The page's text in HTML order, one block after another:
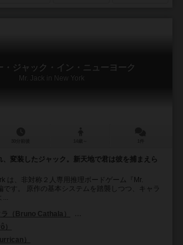
・ジャック・イン・ニューヨーク
Mr. Jack in New York
、変装したジャック。新天地で君は彼を捕まえら
は、非対称２人専用推理ボードゲーム『Mr.
です。 原作の基本システムを踏襲しつつ、キャラ
...
（Bruno Cathala）
）
）